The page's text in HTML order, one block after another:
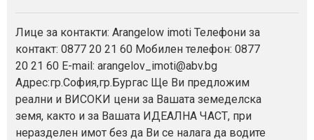
Лице за контакти: Arangelow imoti Телефони за
контакт: 0877 20 21 60 Мобилен телефон: 0877
20 21 60 E-mail: arangelov_imoti@abv.bg
Адрес:гр.София,гр.Бургас Ще Ви предложим
реални и ВИСОКИ цени за Вашата земеделска
земя, както и за Вашата ИДЕАЛНА ЧАСТ, при
неразделен имот без да Ви се налага да водите